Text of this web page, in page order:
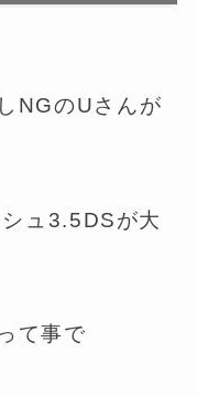
NGのUさんが
ュ3.5DSが大
て事で